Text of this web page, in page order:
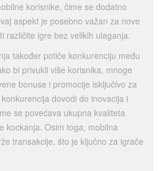
korisnike, čime se dodatno
aspekt je posebno važan za nove
različite igre bez velikih ulaganja.
također potiče konkurenciju među
bi privukli više korisnika, mnoge
bonuse i promocije isključivo za
dovodi do inovacija i
se povećava ukupna kvaliteta
kockanja. Osim toga, mobilna
transakcije, što je ključno za igrače